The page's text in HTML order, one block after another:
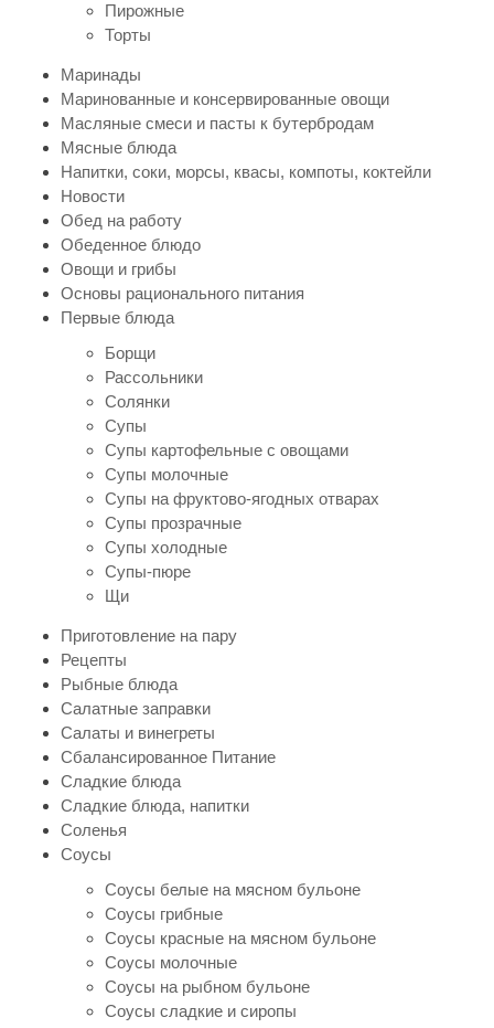
Пирожные
Торты
Маринады
Маринованные и консервированные овощи
Масляные смеси и пасты к бутербродам
Мясные блюда
Напитки, соки, морсы, квасы, компоты, коктейли
Новости
Обед на работу
Обеденное блюдо
Овощи и грибы
Основы рационального питания
Первые блюда
Борщи
Рассольники
Солянки
Супы
Супы картофельные с овощами
Супы молочные
Супы на фруктово-ягодных отварах
Супы прозрачные
Супы холодные
Супы-пюре
Щи
Приготовление на пару
Рецепты
Рыбные блюда
Салатные заправки
Салаты и винегреты
Сбалансированное Питание
Сладкие блюда
Сладкие блюда, напитки
Соленья
Соусы
Соусы белые на мясном бульоне
Соусы грибные
Соусы красные на мясном бульоне
Соусы молочные
Соусы на рыбном бульоне
Соусы сладкие и сиропы